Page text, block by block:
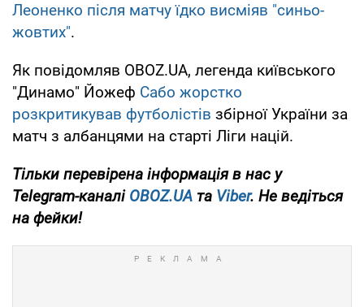
Леоненко після матчу їдко висміяв "синьо-
жовтих".
Як повідомляв OBOZ.UA, легенда київського
"Динамо" Йожеф Сабо жорстко
розкритикував футболістів збірної України за
матч з албанцями на старті Ліги націй.
Тільки перевірена інформація в нас у
Telegram-каналі OBOZ.UA та Viber. Не ведіться
на фейки!